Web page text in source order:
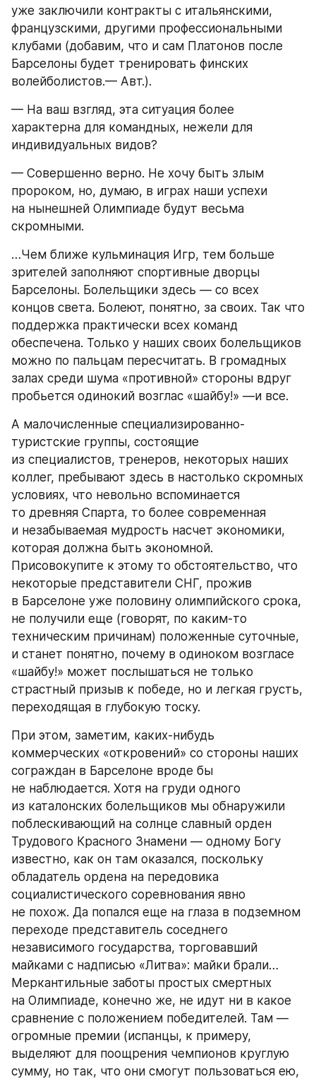
уже заключили контракты с итальянскими,
французскими, другими профессиональными
клубами (добавим, что и сам Платонов после
Барселоны будет тренировать финских
волейболистов.— Авт.).
— На ваш взгляд, эта ситуация более
характерна для командных, нежели для
индивидуальных видов?
— Совершенно верно. Не хочу быть злым
пророком, но, думаю, в играх наши успехи
на нынешней Олимпиаде будут весьма
скромными.
…Чем ближе кульминация Игр, тем больше
зрителей заполняют спортивные дворцы
Барселоны. Болельщики здесь — со всех
концов света. Болеют, понятно, за своих. Так что
поддержка практически всех команд
обеспечена. Только у наших своих болельщиков
можно по пальцам пересчитать. В громадных
залах среди шума «противной» стороны вдруг
пробьется одинокий возглас «шайбу!» —и все.
А малочисленные специализированно-
туристские группы, состоящие
из специалистов, тренеров, некоторых наших
коллег, пребывают здесь в настолько скромных
условиях, что невольно вспоминается
то древняя Спарта, то более современная
и незабываемая мудрость насчет экономики,
которая должна быть экономной.
Присовокупите к этому то обстоятельство, что
некоторые представители СНГ, прожив
в Барселоне уже половину олимпийского срока,
не получили еще (говорят, по каким-то
техническим причинам) положенные суточные,
и станет понятно, почему в одиноком возгласе
«шайбу!» может послышаться не только
страстный призыв к победе, но и легкая грусть,
переходящая в глубокую тоску.
При этом, заметим, каких-нибудь
коммерческих «откровений» со стороны наших
сограждан в Барселоне вроде бы
не наблюдается. Хотя на груди одного
из каталонских болельщиков мы обнаружили
поблескивающий на солнце славный орден
Трудового Красного Знамени — одному Богу
известно, как он там оказался, поскольку
обладатель ордена на передовика
социалистического соревнования явно
не похож. Да попался еще на глаза в подземном
переходе представитель соседнего
независимого государства, торговавший
майками с надписью «Литва»: майки брали…
Меркантильные заботы простых смертных
на Олимпиаде, конечно же, не идут ни в какое
сравнение с положением победителей. Там —
огромные премии (испанцы, к примеру,
выделяют для поощрения чемпионов круглую
сумму, но так, что они смогут пользоваться ею,